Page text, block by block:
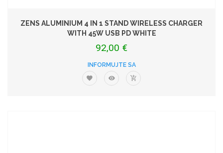
ZENS ALUMINIUM 4 IN 1 STAND WIRELESS CHARGER
WITH 45W USB PD WHITE
92,00 €
INFORMUJTE SA